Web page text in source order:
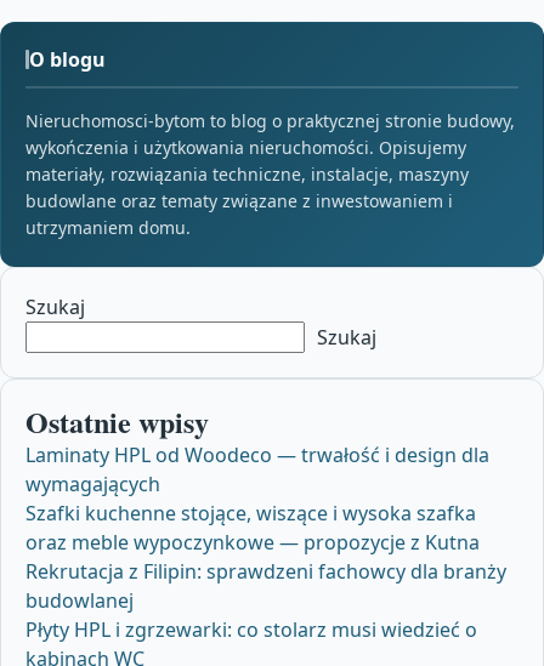
O blogu
Nieruchomosci-bytom to blog o praktycznej stronie budowy,
wykończenia i użytkowania nieruchomości. Opisujemy
materiały, rozwiązania techniczne, instalacje, maszyny
budowlane oraz tematy związane z inwestowaniem i
utrzymaniem domu.
Szukaj
Szukaj
Ostatnie wpisy
Laminaty HPL od Woodeco — trwałość i design dla
wymagających
Szafki kuchenne stojące, wiszące i wysoka szafka
oraz meble wypoczynkowe — propozycje z Kutna
Rekrutacja z Filipin: sprawdzeni fachowcy dla branży
budowlanej
Płyty HPL i zgrzewarki: co stolarz musi wiedzieć o
kabinach WC